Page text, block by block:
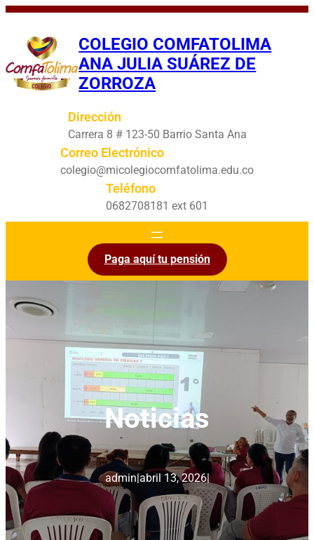
Saltar
contenido
COLEGIO COMFATOLIMA
ANA JULIA SUÁREZ DE
ZORROZA
Dirección
Carrera 8 # 123-50 Barrio Santa Ana
Correo Electrónico
colegio@micolegiocomfatolima.edu.co
Teléfono
0682708181 ext 601
Paga aquí tu pensión
Noticias
admin|abril 13, 2026|